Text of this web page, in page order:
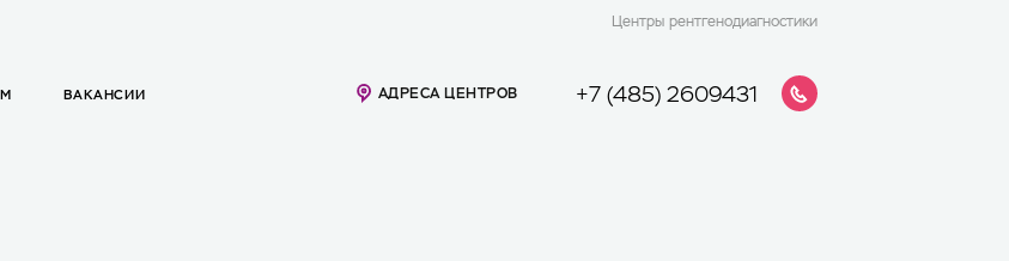
Центры рентгенодиагностики
ВАКАНСИИ АДРЕСА ЦЕНТРОВ +7 (485) 2609431